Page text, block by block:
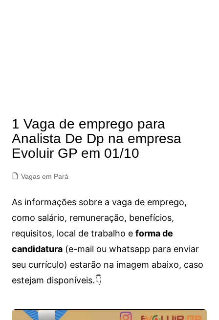
1 Vaga de emprego para
Analista De Dp na empresa
Evoluir GP em 01/10
Vagas em Pará
As informações sobre a vaga de emprego,
como salário, remuneração, benefícios,
requisitos, local de trabalho e forma de
candidatura(e-mail ou whatsapp para enviar
seu currículo) estarão na imagem abaixo, caso
estejam disponíveis.👇